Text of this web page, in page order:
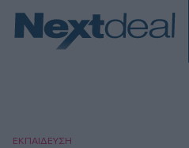
ΕΚΠΑΙΔΕΥΣΗ